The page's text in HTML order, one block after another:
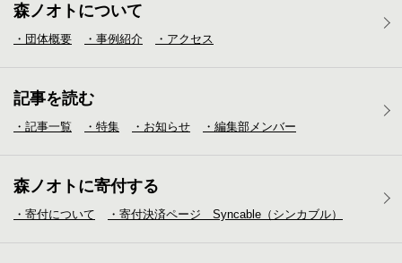
森ノオトについて
・団体概要 ・事例紹介 ・アクセス
記事を読む
・記事一覧 ・特集 ・お知らせ ・編集部メンバー
森ノオトに寄付する
・寄付について ・寄付決済ページ Syncable（シンカブル）